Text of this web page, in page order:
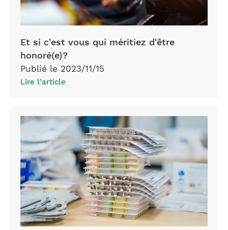
Et si c'est vous qui méritiez d'être
honoré(e)?
Publié le 2023/11/15
Lire l'article